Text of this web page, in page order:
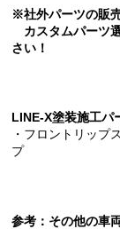
※社外パーツの販
カスタムパーツ
さい！
LINE-X塗装施工パ
・フロントリップ
プ
参考：その他の車